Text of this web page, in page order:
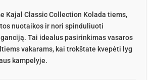
Kajal Classic Collection Kolada tiems,
nuotaikos ir nori spinduliuoti
Tai idealus pasirinkimas vasaros
vakarams, kai trokštate kvepėti lyg
kampelyje.